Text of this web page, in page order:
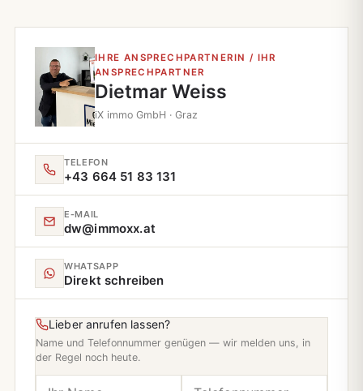
IHRE ANSPRECHPARTNERIN / IHR
ANSPRECHPARTNER
Dietmar Weiss
iX immo GmbH · Graz
TELEFON
+43 664 51 83 131
E‑MAIL
dw@immoxx.at
WHATSAPP
Direkt schreiben
Lieber anrufen lassen?
Name und Telefonnummer genügen — wir melden uns, in
der Regel noch heute.